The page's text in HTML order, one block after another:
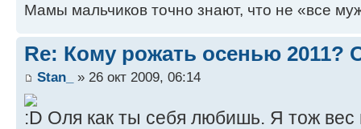
Мамы мальчиков точно знают, что не «все
Re: Кому рожать осенью 2011?
Stan_ » 26 окт 2009, 06:14
Оля как ты себя любишь. Я тож